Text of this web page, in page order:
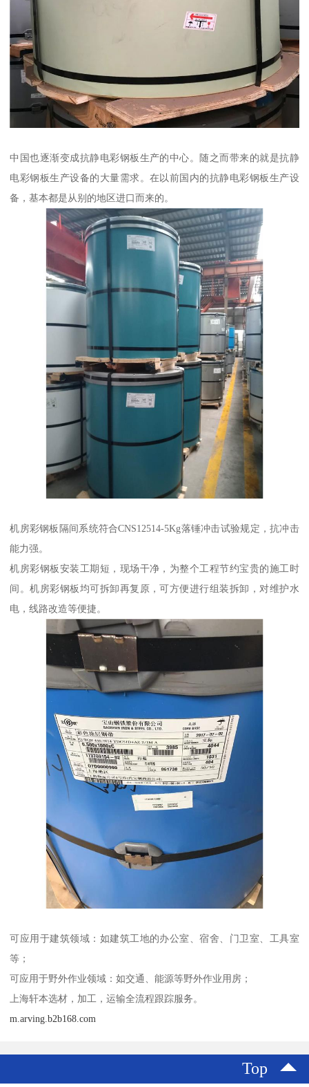
中国也逐渐变成抗静电彩钢板生产的中心。随之而带来的就是抗静
电彩钢板生产设备的大量需求。在以前国内的抗静电彩钢板生产设
备，基本都是从别的地区进口而来的。
机房彩钢板隔间系统符合CNS12514-5Kg落锤冲击试验规定，抗冲击
能力强。
机房彩钢板安装工期短，现场干净，为整个工程节约宝贵的施工时
间。机房彩钢板均可拆卸再复原，可方便进行组装拆卸，对维护水
电，线路改造等便捷。
可应用于建筑领域：如建筑工地的办公室、宿舍、门卫室、工具室
等；
可应用于野外作业领域：如交通、能源等野外作业用房；
上海轩本选材，加工，运输全流程跟踪服务。
m.arving.b2b168.com
Top